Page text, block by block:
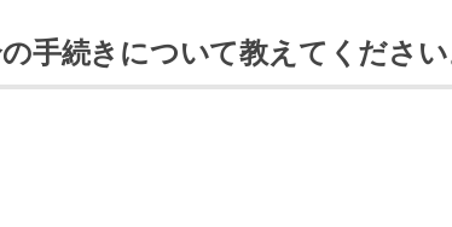
手続きについて教えてくださ